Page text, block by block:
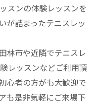
スンの体験レッスンを
が詰まったテニスレッ
林市や近隣でテニスレ
レッスンなどご利用頂
心者の方がも大歓迎で
も是非気軽にご来場下